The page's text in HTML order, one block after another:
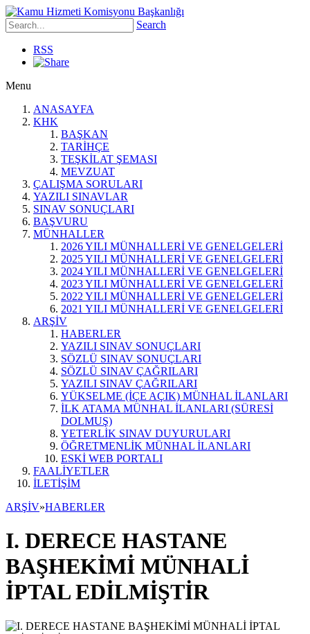
Search
RSS
Menu
ANASAYFA
KHK
BAŞKAN
TARİHÇE
TEŞKİLAT ŞEMASI
MEVZUAT
ÇALIŞMA SORULARI
YAZILI SINAVLAR
SINAV SONUÇLARI
BAŞVURU
MÜNHALLER
2026 YILI MÜNHALLERİ VE GENELGELERİ
2025 YILI MÜNHALLERİ VE GENELGELERİ
2024 YILI MÜNHALLERİ VE GENELGELERİ
2023 YILI MÜNHALLERİ VE GENELGELERİ
2022 YILI MÜNHALLERİ VE GENELGELERİ
2021 YILI MÜNHALLERİ VE GENELGELERİ
ARŞİV
HABERLER
YAZILI SINAV SONUÇLARI
SÖZLÜ SINAV SONUÇLARI
SÖZLÜ SINAV ÇAĞRILARI
YAZILI SINAV ÇAĞRILARI
YÜKSELME (İÇE AÇIK) MÜNHAL İLANLARI
İLK ATAMA MÜNHAL İLANLARI (SÜRESİ
DOLMUŞ)
YETERLİK SINAV DUYURULARI
ÖĞRETMENLİK MÜNHAL İLANLARI
ESKİ WEB PORTALI
FAALİYETLER
İLETİŞİM
ARŞİV»HABERLER
I. DERECE HASTANE
BAŞHEKİMİ MÜNHALİ
İPTAL EDİLMİŞTİR